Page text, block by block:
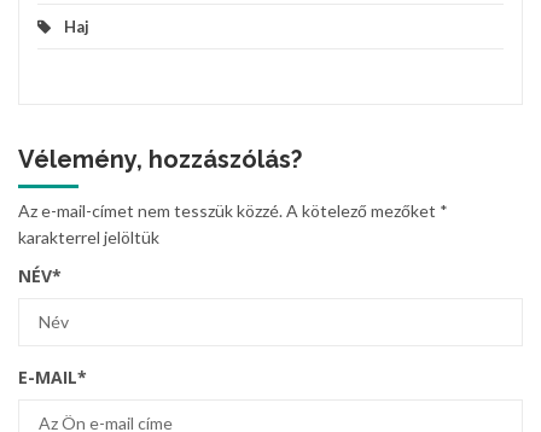
Haj
Vélemény, hozzászólás?
Az e-mail-címet nem tesszük közzé.A kötelező mezőket *
karakterrel jelöltük
NÉV*
E-MAIL*